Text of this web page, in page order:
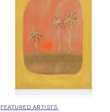
30%*
FEATURED ARTISTS